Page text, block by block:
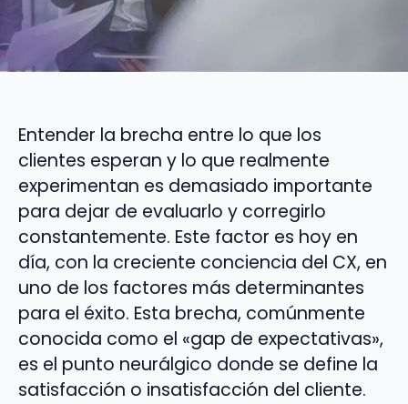
Entender la brecha entre lo que los
clientes esperan y lo que realmente
experimentan es demasiado importante
para dejar de evaluarlo y corregirlo
constantemente. Este factor es hoy en
día, con la creciente conciencia del CX, en
uno de los factores más determinantes
para el éxito. Esta brecha, comúnmente
conocida como el «gap de expectativas»,
es el punto neurálgico donde se define la
satisfacción o insatisfacción del cliente.